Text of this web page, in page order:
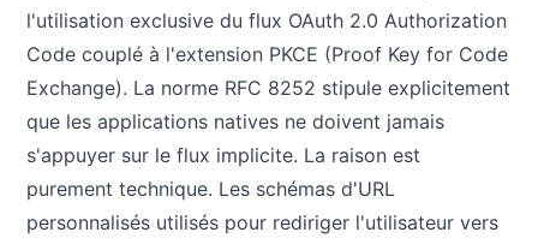
l'utilisation exclusive du flux OAuth 2.0 Authorization
Code couplé à l'extension PKCE (Proof Key for Code
Exchange). La norme RFC 8252 stipule explicitement
que les applications natives ne doivent jamais
s'appuyer sur le flux implicite. La raison est
purement technique. Les schémas d'URL
personnalisés utilisés pour rediriger l'utilisateur vers